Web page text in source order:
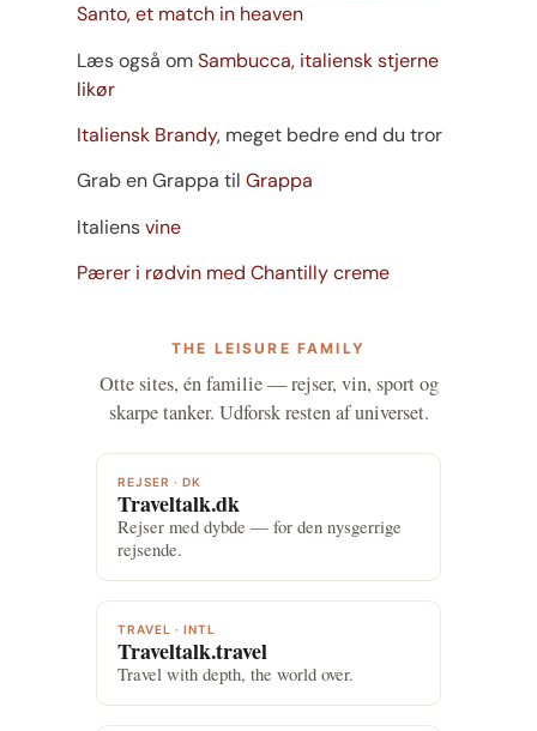
Santo, et match in heaven
Læs også omSambucca, italiensk stjerne
likør
Italiensk Brandy, meget bedre end du tror
Grab en Grappa til Grappa
Italiensvine
Pærer i rødvin med Chantilly creme
THE LEISURE FAMILY
Otte sites, én familie — rejser, vin, sport og
skarpe tanker. Udforsk resten af universet.
REJSER · DK
Traveltalk.dk
Rejser med dybde — for den nysgerrige
rejsende.
TRAVEL · INTL
Traveltalk.travel
Travel with depth, the world over.